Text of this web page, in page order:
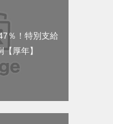
％！特別支給
厚年】